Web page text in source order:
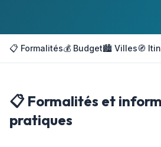
📋 Formalités💰 Budget🏙️ Villes🧭
📋 Formalités et
pratiques